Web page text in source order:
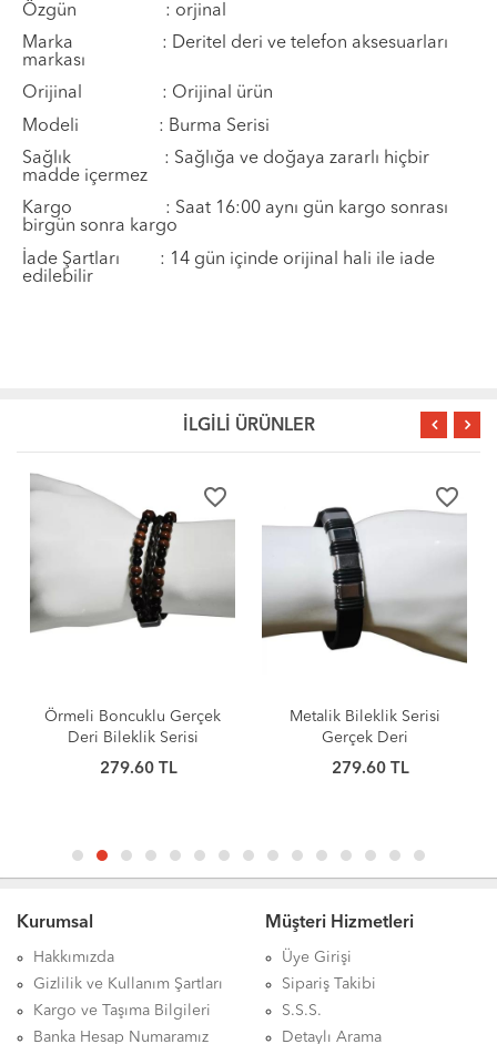
Özgün : orjinal
Marka : Deritel deri ve telefon aksesuarları
markası
Orijinal : Orijinal ürün
Modeli : Burma Serisi
Sağ ık : Sağ ığa ve doğaya zararl ı hiçbir
madde içermez
Kargo : Saat 16:00 aynı gün kargo sonrası
birgün sonra kargo
ade Şartları : 14 gün içinde orijinal hali ile iade
edilebilir
İLGİLİ ÜRÜNLER
favorite_border
Örmeli Boncuklu Gerçek
Deri Bileklik Serisi
279.60 TL
favorite_border
Metalik Bileklik Serisi
Gerçek Deri
279.60 TL
Kurumsal
Hakkımızda
Gizlilik ve Kullanım Şartları
Kargo ve Taşıma Bilgileri
Banka Hesap Numaramız
Müşteri Hizmetleri
Üye Girişi
Sipariş Takibi
S.S.S.
Detaylı Arama